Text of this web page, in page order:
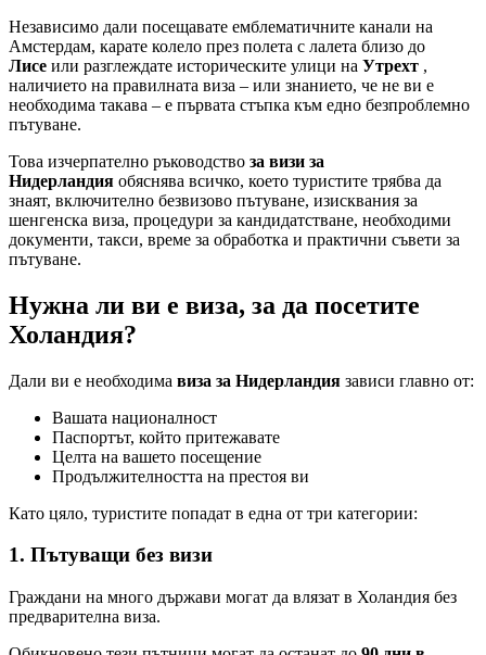
Независимо дали посещавате емблематичните канали на
Амстердам, карате колело през полета с лалета близо до
Лисе или разглеждате историческите улици на Утрехт ,
наличието на правилната виза – или знанието, че не ви е
необходима такава – е първата стъпка към едно безпроблемно
пътуване.
Това изчерпателно ръководство за визи за
Нидерландия обяснява всичко, което туристите трябва да
знаят, включително безвизово пътуване, изисквания за
шенгенска виза, процедури за кандидатстване, необходими
документи, такси, време за обработка и практични съвети за
пътуване.
Нужна ли ви е виза, за да посетите
Холандия?
Дали ви е необходима виза за Нидерландия зависи главно от:
Вашата националност
Паспортът, който притежавате
Целта на вашето посещение
Продължителността на престоя ви
Като цяло, туристите попадат в една от три категории:
1. Пътуващи без визи
Граждани на много държави могат да влязат в Холандия без
предварителна виза.